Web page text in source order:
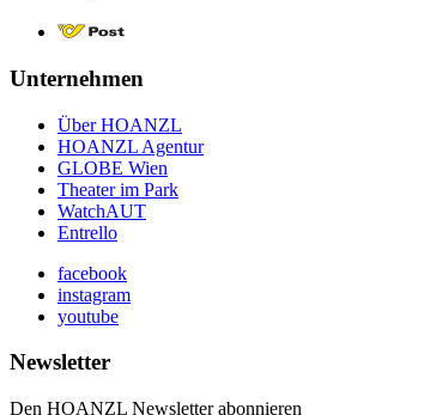
Unternehmen
Über HOANZL
HOANZL Agentur
GLOBE Wien
Theater im Park
WatchAUT
Entrello
facebook
instagram
youtube
Newsletter
Den HOANZL Newsletter abonnieren